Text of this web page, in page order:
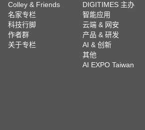
Colley & Friends
名家专栏
科技行脚
作者群
关于专栏
DIGITIMES 主办
智能应用
云端 & 网安
产品 & 研发
AI & 创新
其他
AI EXPO Taiwan